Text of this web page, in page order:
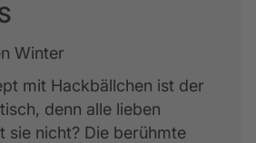
Winter
mit Hackbällchen ist der
denn alle lieben
sie nicht? Die berühmte